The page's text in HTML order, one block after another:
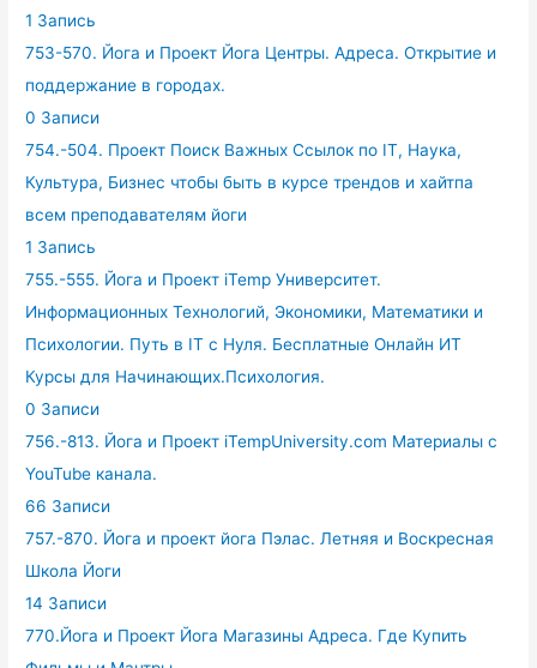
1 Запись
753-570. Йога и Проект Йога Центры. Адреса. Открытие и
поддержание в городах.
0 Записи
754.-504. Проект Поиск Важных Ссылок по IT, Наука,
Культура, Бизнес чтобы быть в курсе трендов и хайтпа
всем преподавателям йоги
1 Запись
755.-555. Йога и Проект iTemp Университет.
Информационных Технологий, Экономики, Математики и
Психологии. Путь в IT с Нуля. Бесплатные Онлайн ИТ
Курсы для Начинающих.Психология.
0 Записи
756.-813. Йога и Проект iTempUniversity.com Материалы с
YouTube канала.
66 Записи
757.-870. Йога и проект йога Пэлас. Летняя и Воскресная
Школа Йоги
14 Записи
770.Йога и Проект Йога Магазины Адреса. Где Купить